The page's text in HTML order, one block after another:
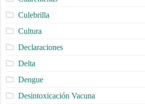
Culebrilla
Cultura
Declaraciones
Delta
Dengue
Desintoxicación Vacuna